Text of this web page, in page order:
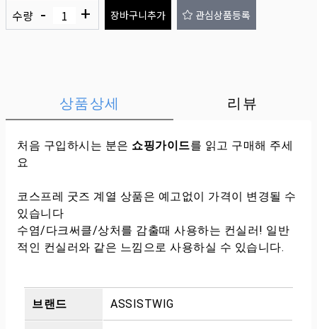
수량 - + 장바구니추가 관심상품등록
상품상세 리뷰
처음 구입하시는 분은 쇼핑가이드를 읽고 구매해 주세
요
코스프레 굿즈 계열 상품은 예고없이 가격이 변경될 수
있습니다
수염/다크써클/상처를 감출때 사용하는 컨실러! 일반
적인 컨실러와 같은 느낌으로 사용하실 수 있습니다.
브랜드 ASSISTWIG